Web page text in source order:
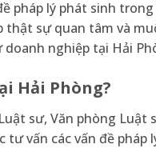
pháp lý phát sinh
thật sự quan tâm và
nghiệp tại Hải
Hải Phòng?
sư, Văn phòng Luật
vấn các vấn đề pháp